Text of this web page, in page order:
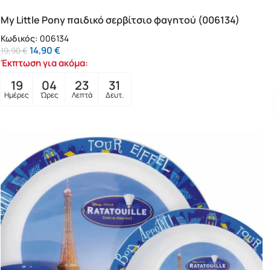
My Little Pony παιδικό σερβίτσιο φαγητού (006134)
Κωδικός: 006134
19,90€14,90€
Έκπτωση για ακόμα:
19
Ημέρες
04
Ώρες
23
Λεπτά
29
Δευτ.